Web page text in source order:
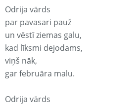
Odrija vārds
par pavasari pauž
un vēstī ziemas galu,
kad līksmi dejodams,
viņš nāk,
gar februāra malu.
Odrija vārds